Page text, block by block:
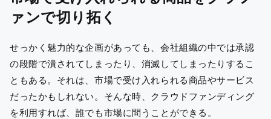
ァンで切り拓く
せっかく魅力的な企画があっても、会社組織の中では承認
の段階で潰されてしまったり、消滅してしまったりするこ
ともある。それは、市場で受け入れられる商品やサービス
だったかもしれない。そんな時、クラウドファンディング
を利用すれば、誰でも市場に問うことができる。